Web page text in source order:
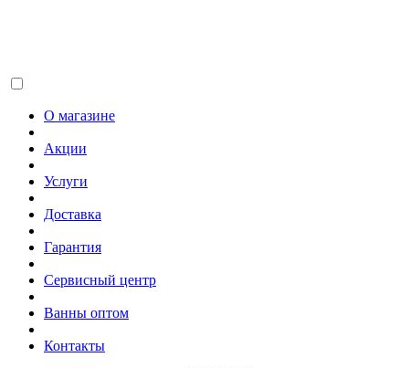
О магазине
Акции
Услуги
Доставка
Гарантия
Сервисный центр
Ванны оптом
Контакты